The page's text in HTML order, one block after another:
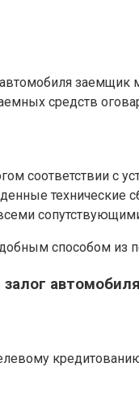
заемщик
средств
соответствии с
технические
способом из